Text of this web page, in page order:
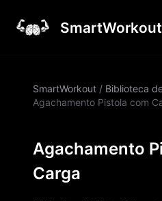
SmartWorkout
SmartWorkout / Biblioteca
Agachamento Pistola com
Agachamento
Carga